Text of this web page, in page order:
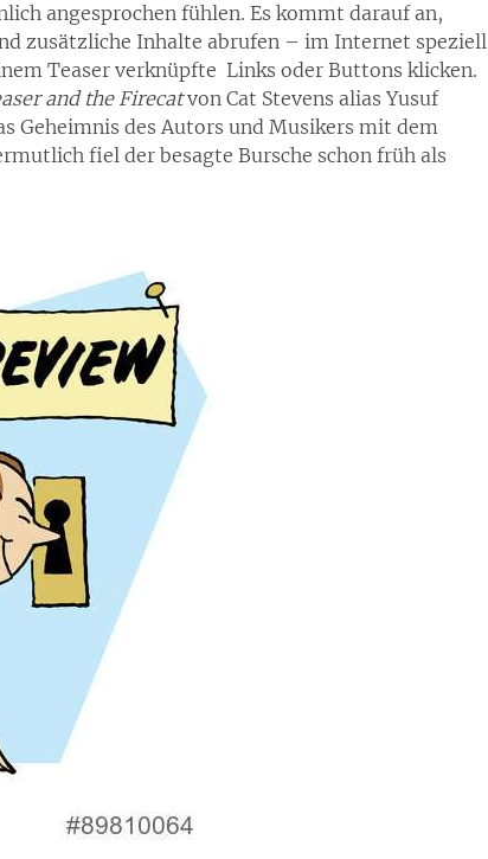
angesprochen fühlen. Es kommt darauf an,
zusätzliche Inhalte abrufen – im Internet speziell
Teaser verknüpfte Links oder Buttons klicken.
and the Firecatvon Cat Stevens alias Yusuf
Geheimnis des Autors und Musikers mit dem
fiel der besagte Bursche schon früh als